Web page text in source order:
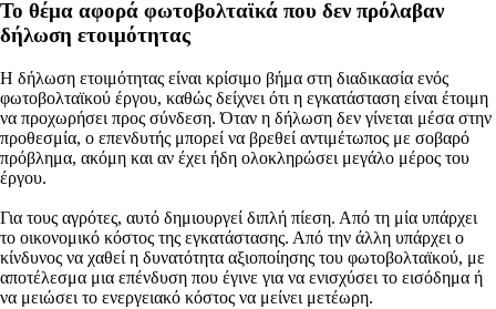
Το θέμα αφορά φωτοβολταϊκά που δεν πρόλαβαν
δήλωση ετοιμότητας
Η δήλωση ετοιμότητας είναι κρίσιμο βήμα στη διαδικασία ενός
φωτοβολταϊκού έργου, καθώς δείχνει ότι η εγκατάσταση είναι έτοιμη
να προχωρήσει προς σύνδεση. Όταν η δήλωση δεν γίνεται μέσα στην
προθεσμία, ο επενδυτής μπορεί να βρεθεί αντιμέτωπος με σοβαρό
πρόβλημα, ακόμη και αν έχει ήδη ολοκληρώσει μεγάλο μέρος του
έργου.
Για τους αγρότες, αυτό δημιουργεί διπλή πίεση. Από τη μία υπάρχει
το οικονομικό κόστος της εγκατάστασης. Από την άλλη υπάρχει ο
κίνδυνος να χαθεί η δυνατότητα αξιοποίησης του φωτοβολταϊκού, με
αποτέλεσμα μια επένδυση που έγινε για να ενισχύσει το εισόδημα ή
να μειώσει το ενεργειακό κόστος να μείνει μετέωρη.